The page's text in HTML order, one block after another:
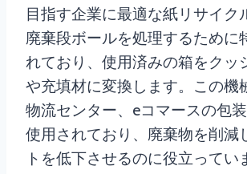
目指す企業に最適な紙リサイク
廃棄段ボールを処理するために
れており、使用済みの箱をクッ
や充填材に変換します。この機
物流センター、eコマースの包
使用されており、廃棄物を削減
トを低下させるのに役立ってい